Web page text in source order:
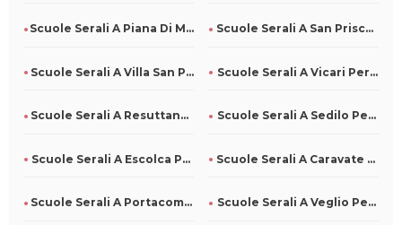
Scuole Serali A Piana Di Monte Verna Per Tutti Scuole Serali A San Prisco Per Tutti
Scuole Serali A Villa San Pietro Per Tutti Scuole Serali A Vicari Per Tutti
Scuole Serali A Resuttano Per Tutti Scuole Serali A Sedilo Per Tutti
Scuole Serali A Escolca Per Tutti Scuole Serali A Caravate Per Tutti
Scuole Serali A Portacomaro Per Tutti Scuole Serali A Veglio Per Tutti